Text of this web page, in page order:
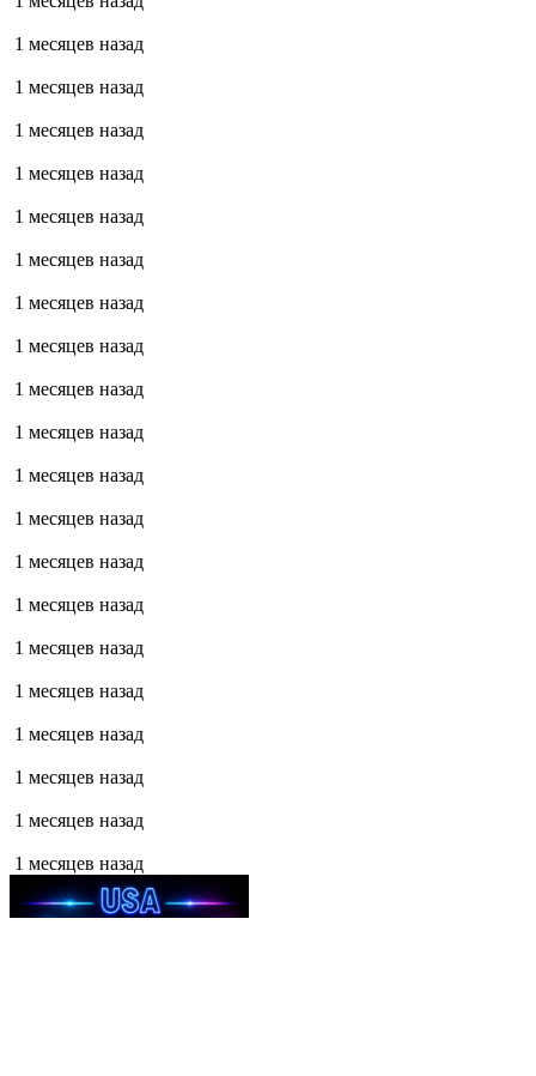
1 месяцев назад
1 месяцев назад
1 месяцев назад
1 месяцев назад
1 месяцев назад
1 месяцев назад
1 месяцев назад
1 месяцев назад
1 месяцев назад
1 месяцев назад
1 месяцев назад
1 месяцев назад
1 месяцев назад
1 месяцев назад
1 месяцев назад
1 месяцев назад
1 месяцев назад
1 месяцев назад
1 месяцев назад
1 месяцев назад